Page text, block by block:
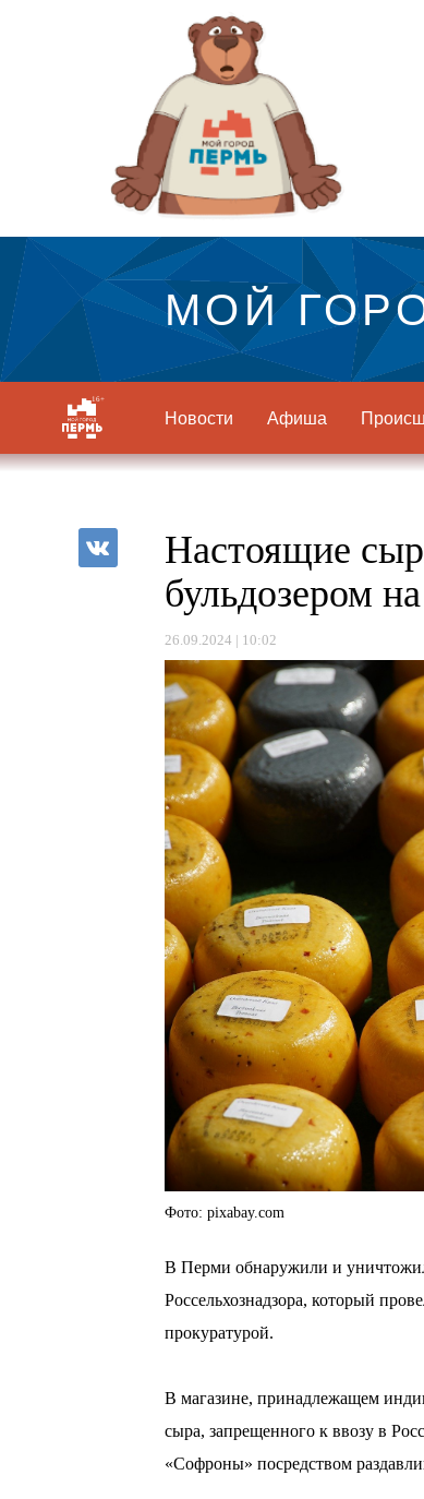
МОЙ
Новости Афиша
Настоящие
бульдозером
26.09.2024 | 10:02
Фото: pixabay.com
В Перми обнаружили и
Россельхознадзора, который
прокуратурой.
В магазине, принадлежащем
сыра, запрещенного к ввозу в
«Софроны» посредством